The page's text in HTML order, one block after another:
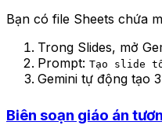
Bạn có file Sheets chứa
Trong Slides, mở
Prompt: Tạo slide
Gemini tự động tạo
Biên soạn giáo án